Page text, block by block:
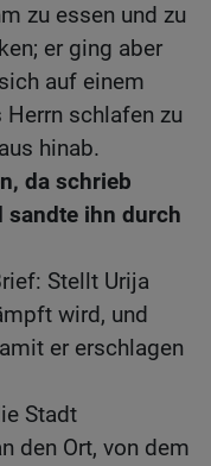
zu essen und zu
er ging aber
auf einem
Herrn schlafen zu
hinab.
da schrieb
sandte ihn durch
Stellt Urija
wird, und
er erschlagen
Stadt
den Ort, von dem